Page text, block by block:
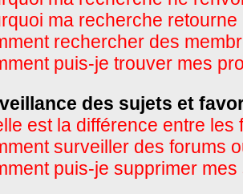
ma recherche
rechercher des
puis-je trouver mes
des sujets et
est la différence entre
surveiller des forums
puis-je supprimer